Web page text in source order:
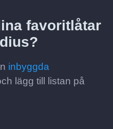
favoritlåtar
inbyggda
lägg till listan på